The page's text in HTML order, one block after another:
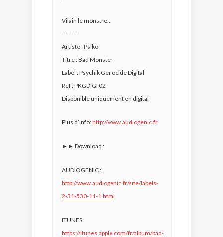
Vilain le monstre…
———-
Artiste : Psiko
Titre : Bad Monster
Label : Psychik Genocide Digital
Ref : PKGDIGI 02
Disponible uniquement en digital
Plus d’info:http://www.audiogenic.fr
►► Download :
AUDIOGENIC :
http://www.audiogenic.fr/site/labels-
2-31-530-11-1.html
ITUNES:
https://itunes.apple.com/fr/album/bad-